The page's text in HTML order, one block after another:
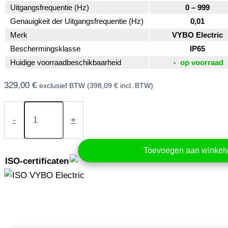
Uitgangsfrequentie (Hz)
0 – 999
Genauigkeit der Uitgangsfrequentie (Hz)
0,01
Merk
VYBO Electric
Beschermingsklasse
IP65
Huidige voorraadbeschikbaarheid
op voorraad
329,00 € exclusief BTW (398,09 € incl. BTW)
-
Frequentieomvormer
kW
230V
(X550-
2S0015)
aantal
+
Toevoegen aan
ISO-certificaten